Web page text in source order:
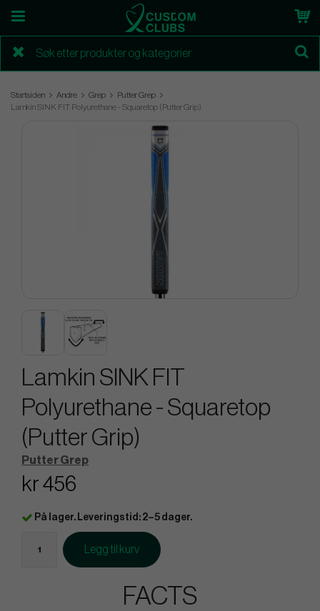
Startsiden Andre Grep
Putter Grep
Lamkin SINK FIT Polyurethane - Squaretop (Putter Grip)
Lamkin SINK FIT
Polyurethane - Squaretop
(Putter Grip)
Putter Grep
kr 456
På lager. Leveringstid: 2–5 dager.
Legg til kurv
FACTS